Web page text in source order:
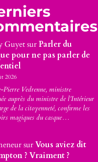
GuyetsurParler du
pour ne pas parler de
2026
Vedrenne, ministre
auprès du ministre de l’Intérieur
de la citoyenneté, confirme les
magiques du casque…
surVous aviez dit
? Vraiment ?